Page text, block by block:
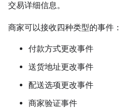
交易详细信息。
商家可以接收四种类型的事件：
付款方式更改事件
送货地址更改事件
配送选项更改事件
商家验证事件